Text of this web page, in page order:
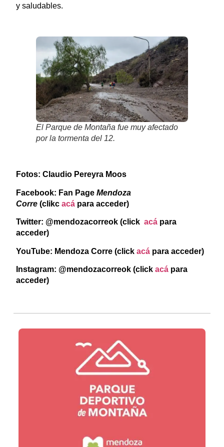
y saludables.
El Parque de Montaña fue muy afectado
por la tormenta del 12.
Fotos: Claudio Pereyra Moos
Facebook: Fan Page Mendoza
Corre(clikc acápara acceder)
Twitter: @mendozacorreok (click acápara
acceder)
YouTube: Mendoza Corre (click acápara acceder)
Instagram: @mendozacorreok (click acápara
acceder)